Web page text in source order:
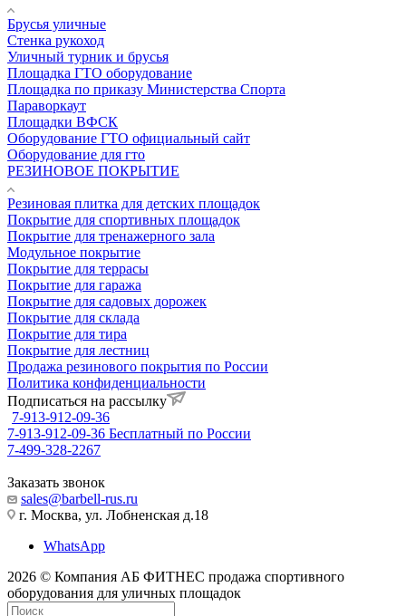
Брусья уличные
Стенка рукоход
Уличный турник и брусья
Площадка ГТО оборудование
Площадка по приказу Министерства Спорта
Параворкаут
Площадки ВФСК
Оборудование ГТО официальный сайт
Оборудование для гто
РЕЗИНОВОЕ ПОКРЫТИЕ
Резиновая плитка для детских площадок
Покрытие для спортивных площадок
Покрытие для тренажерного зала
Модульное покрытие
Покрытие для террасы
Покрытие для гаража
Покрытие для садовых дорожек
Покрытие для склада
Покрытие для тира
Покрытие для лестниц
Продажа резинового покрытия по России
Политика конфиденциальности
Подписаться на рассылку
7-913-912-09-36
7-913-912-09-36 Бесплатный по России
7-499-328-2267
Заказать звонок
sales@barbell-rus.ru
г. Москва, ул. Лобненская д.18
WhatsApp
2026 © Компания АБ ФИТНЕС продажа спортивного
оборудования для уличных площадок